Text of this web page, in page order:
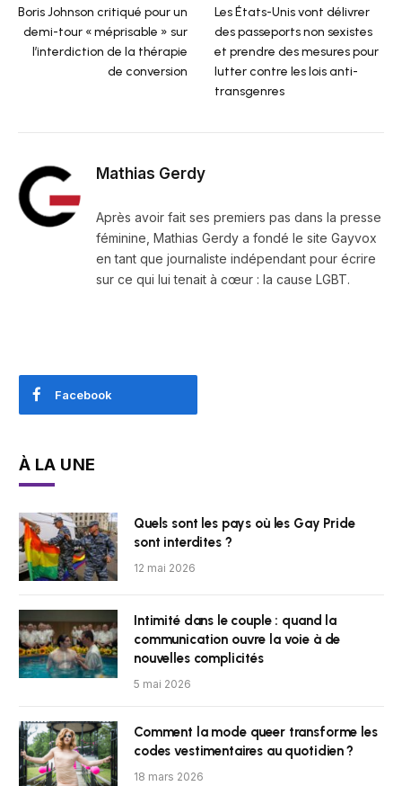
Boris Johnson critiqué pour un
demi-tour « méprisable » sur
l’interdiction de la thérapie
de conversion
Les États-Unis vont délivrer
des passeports non sexistes
et prendre des mesures pour
lutter contre les lois anti-
transgenres
Mathias Gerdy
Après avoir fait ses premiers pas dans la presse
féminine, Mathias Gerdy a fondé le site Gayvox
en tant que journaliste indépendant pour écrire
sur ce qui lui tenait à cœur : la cause LGBT.
Facebook
À LA UNE
Quels sont les pays où les Gay Pride
sont interdites ?
12 mai 2026
Intimité dans le couple : quand la
communication ouvre la voie à de
nouvelles complicités
5 mai 2026
Comment la mode queer transforme les
codes vestimentaires au quotidien ?
18 mars 2026